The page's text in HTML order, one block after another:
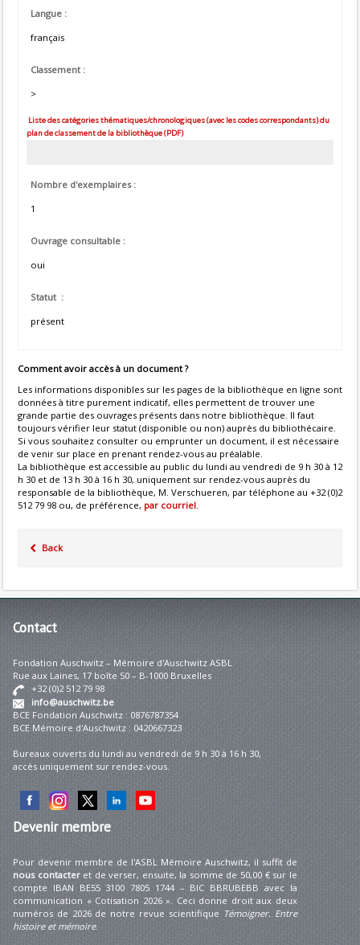
Langue :
français
Classement :
>
Liste des catégories thématiques/chronologiques (avec les codes correspondants) du
plan de classement de la bibliothèque (PDF)
Nombre d'exemplaires :
1
Ouvrage consultable :
oui
Statut :
présent
Comment avoir accès à un document ?
Les informations disponibles sur les pages de la bibliothèque en ligne sont
données à titre purement indicatif, elles permettent de trouver une
grande partie des ouvrages présents dans notre bibliothèque. Il faut
toujours vérifier leur statut (disponible ou non) auprès du bibliothécaire.
Si vous souhaitez consulter ou emprunter un document, il est nécessaire
de venir sur place en prenant rendez-vous au préalable.
La bibliothèque est accessible au public du lundi au vendredi de 9 h 30 à 12
h 30 et de 13 h 30 à 16 h 30, uniquement sur rendez-vous auprès du
responsable de la bibliothèque, M. Verschueren, par téléphone au +32 (0)2
512 79 98 ou, de préférence, par courriel.
Back
Contact
Fondation Auschwitz – Mémoire d'Auschwitz ASBL
Rue aux Laines, 17 boîte 50 – B-1000 Bruxelles
+32 (0)2 512 79 98
info@auschwitz.be
BCE Fondation Auschwitz : 0876787354
BCE Mémoire d'Auschwitz : 0420667323
Bureaux ouverts du lundi au vendredi de 9 h 30 à 16 h 30,
accès uniquement sur rendez-vous.
Devenirmembre
Pour devenir membre de l'ASBL Mémoire Auschwitz, il suffit de
nous contacteret de verser, ensuite, la somme de 50,00 € sur le
compte IBAN BE55 3100 7805 1744 – BIC BBRUBEBB avec la
communication « Cotisation 2026 ». Ceci donne droit aux deux
numéros de 2026 de notre revue scientifique Témoigner. Entre
histoire et mémoire.